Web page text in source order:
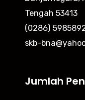
Tengah 53413
(0286)
skb-
Jumlah